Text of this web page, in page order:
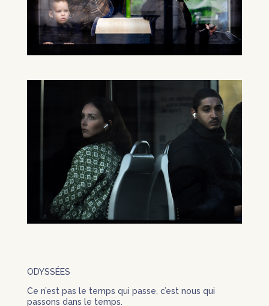
ODYSSÉES
Ce n’est pas le temps qui passe, c’est nous qui
passons dans le temps.